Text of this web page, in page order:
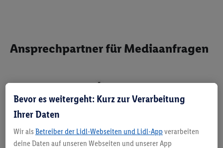
Ansprechpartner für Mediaanfragen
Bevor es weitergeht: Kurz zur Verarbeitung
Ihrer Daten
Wir als Betreiber der Lidl-Webseiten und Lidl-App verarbeiten
deine Daten auf unseren Webseiten und unserer App